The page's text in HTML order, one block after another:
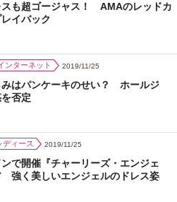
スも超ゴージャス！ AMAのレッドカ
イバック
ンターネット 2019/11/25
みはパンケーキのせい？ ホールジ
否定
ディース 2019/11/25
で開催『チャーリーズ・エンジェ
強く美しいエンジェルのドレス姿